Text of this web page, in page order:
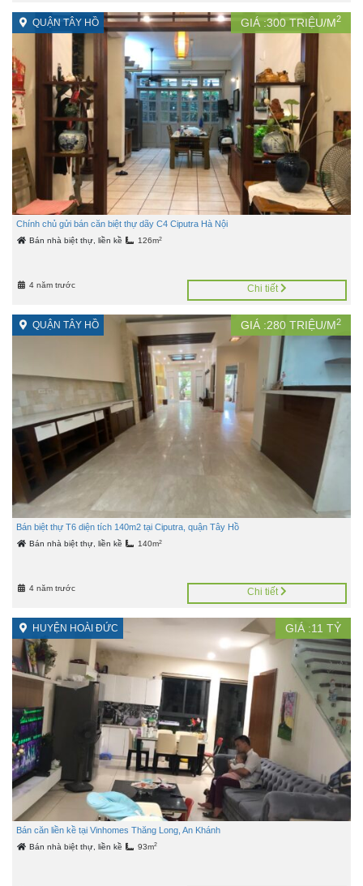
QUẬN TÂY HỒ GIÁ :300 TRIỆU/M2
Chính chủ gửi bán căn biệt thự dãy C4 Ciputra Hà Nội
Bán nhà biệt thự, liền kề 126m2
4 năm trước Chi tiết
QUẬN TÂY HỒ GIÁ :280 TRIỆU/M2
Bán biệt thự T6 diện tích 140m2 tại Ciputra, quận Tây Hồ
Bán nhà biệt thự, liền kề 140m2
4 năm trước Chi tiết
HUYỆN HOÀI ĐỨC GIÁ :11 TỶ
Bán căn liền kề tại Vinhomes Thăng Long, An Khánh
Bán nhà biệt thự, liền kề 93m2